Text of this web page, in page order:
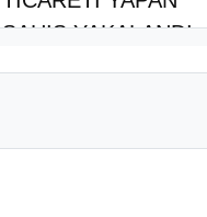
ŞAHIS YAKALANDI